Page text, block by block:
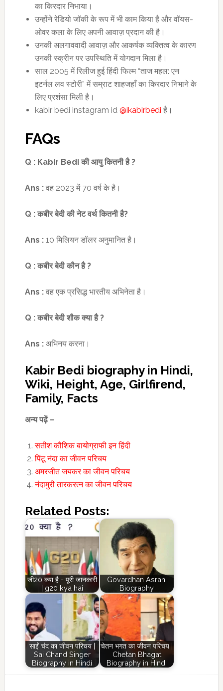
का किरदार निभाया।
उन्होंने रेडियो जॉकी के रूप में भी काम किया है और वॉयस-
ओवर कला के लिए अपनी आवाज़ प्रदान की है।
उनकी अलगाववादी आवाज़ और आकर्षक व्यक्तित्व के कारण
उनकी स्क्रीन पर उपस्थिति में योगदान मिला है।
साल 2005 में रिलीज हुई हिंदी फिल्म “ताज महल: एन
इटर्नल लव स्टोरी” में सम्राट शाहजहाँ का किरदार निभाने के
लिए प्रशंसा मिली है।
kabir bedi instagram id @ikabirbedi है।
FAQs
Q : Kabir Bediकी आयु कितनी है ?
Ans :वह 2023 में 70 वर्ष के है।
Q :कबीर बेदी की नेट वर्थ कितनी है?
Ans :10 मिलियन डॉलर अनुमानित है।
Q :कबीर बेदी कौन है ?
Ans :वह एक प्रसिद्ध भारतीय अभिनेता है।
Q :कबीर बेदी शौक क्या है ?
Ans :अभिनय करना।
Kabir Bedi biography in Hindi,
Wiki, Height, Age, Girlfirend,
Family, Facts
अन्य पढ़ें –
सतीश कौशिक बायोग्राफी इन हिंदी
पिंटू नंदा का जीवन परिचय
अमरजीत जयकर का जीवन परिचय
नंदामुरी तारकरत्न का जीवन परिचय
Related Posts:
जी20 क्या है - पूरी जानकारी
| g20 kya hai
Govardhan Asrani
Biography
साईं चंद का जीवन परिचय |
Sai Chand Singer
Biography in Hindi
चेतन भगत का जीवन परिचय |
Chetan Bhagat
Biography in Hindi